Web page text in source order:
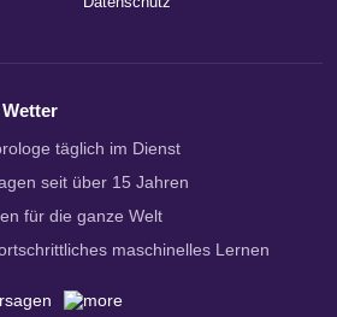
täglich im Dienst
seit über 15 Jahren
für die ganze Welt
maschinelles Lernen